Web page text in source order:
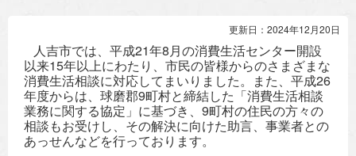
更新日：2024年12月20日
人吉市では、平成21年8月の消費生活センター開設
以来15年以上にわたり、市民の皆様からのさまざまな
消費生活相談に対応してまいりました。また、平成26
年度からは、球磨郡9町村と締結した「消費生活相談
業務に関する協定」に基づき、9町村の住民の方々の
相談もお受けし、その解決に向けた助言、事業者との
あっせんなどを行っております。